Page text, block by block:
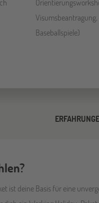
Baseballspiele)
ist deine Basis für eine